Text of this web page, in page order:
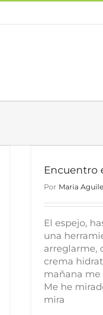
Encuentro
Por Maria
El espejo,
una
arreglarme,
crema
mañana me
Me he
mira